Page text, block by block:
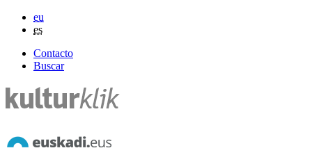
eu
es
Contacto
Buscar